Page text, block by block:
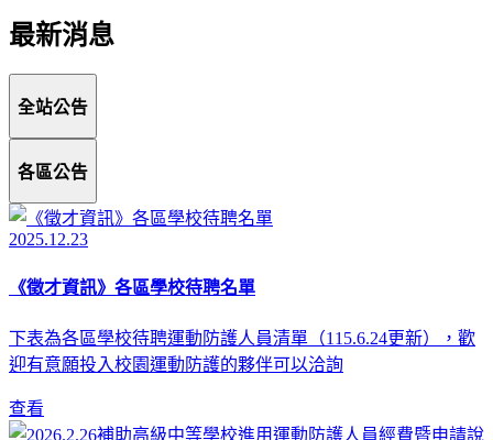
最新消息
全站公告
各區公告
2025.12.23
《徵才資訊》各區學校待聘名單
下表為各區學校待聘運動防護人員清單（115.6.24更新），歡
迎有意願投入校園運動防護的夥伴可以洽詢
查看